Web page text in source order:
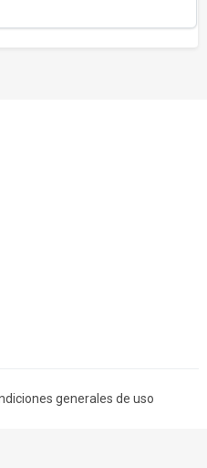
generales de uso